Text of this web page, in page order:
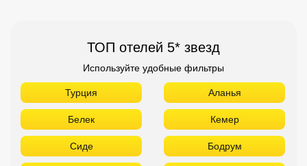
ТОП отелей 5* звезд
Используйте удобные фильтры
Турция Аланья
Белек Кемер
Сиде Бодрум